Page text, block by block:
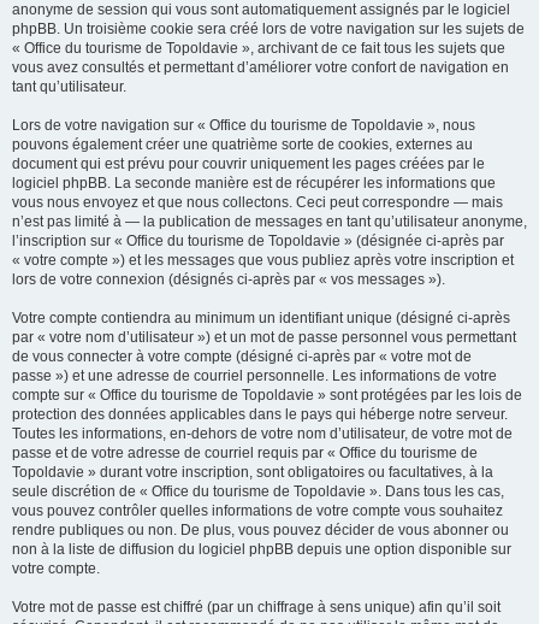
anonyme de session qui vous sont automatiquement assignés par le logiciel
phpBB. Un troisième cookie sera créé lors de votre navigation sur les sujets de
« Office du tourisme de Topoldavie », archivant de ce fait tous les sujets que
vous avez consultés et permettant d’améliorer votre confort de navigation en
tant qu’utilisateur.
Lors de votre navigation sur « Office du tourisme de Topoldavie », nous
pouvons également créer une quatrième sorte de cookies, externes au
document qui est prévu pour couvrir uniquement les pages créées par le
logiciel phpBB. La seconde manière est de récupérer les informations que
vous nous envoyez et que nous collectons. Ceci peut correspondre — mais
n’est pas limité à — la publication de messages en tant qu’utilisateur anonyme,
l’inscription sur « Office du tourisme de Topoldavie » (désignée ci-après par
« votre compte ») et les messages que vous publiez après votre inscription et
lors de votre connexion (désignés ci-après par « vos messages »).
Votre compte contiendra au minimum un identifiant unique (désigné ci-après
par « votre nom d’utilisateur ») et un mot de passe personnel vous permettant
de vous connecter à votre compte (désigné ci-après par « votre mot de
passe ») et une adresse de courriel personnelle. Les informations de votre
compte sur « Office du tourisme de Topoldavie » sont protégées par les lois de
protection des données applicables dans le pays qui héberge notre serveur.
Toutes les informations, en-dehors de votre nom d’utilisateur, de votre mot de
passe et de votre adresse de courriel requis par « Office du tourisme de
Topoldavie » durant votre inscription, sont obligatoires ou facultatives, à la
seule discrétion de « Office du tourisme de Topoldavie ». Dans tous les cas,
vous pouvez contrôler quelles informations de votre compte vous souhaitez
rendre publiques ou non. De plus, vous pouvez décider de vous abonner ou
non à la liste de diffusion du logiciel phpBB depuis une option disponible sur
votre compte.
Votre mot de passe est chiffré (par un chiffrage à sens unique) afin qu’il soit